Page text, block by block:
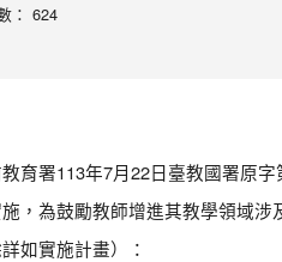
： 624
育署113年7月22日臺教國署原
，為鼓勵教師增進其教學領域
如實施計畫）：